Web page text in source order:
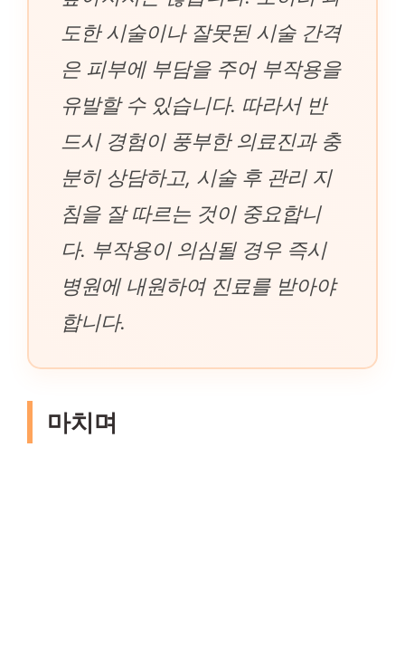
도한 시술이나 잘못된 시술 간격
은 피부에 부담을 주어 부작용을
유발할 수 있습니다. 따라서 반
드시 경험이 풍부한 의료진과 충
분히 상담하고, 시술 후 관리 지
침을 잘 따르는 것이 중요합니
다. 부작용이 의심될 경우 즉시
병원에 내원하여 진료를 받아야
합니다.
마치며